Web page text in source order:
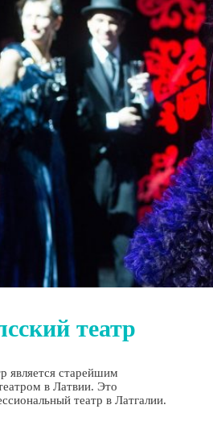
театр
является старейшим
в Латвии. Это
театр в Латгалии.